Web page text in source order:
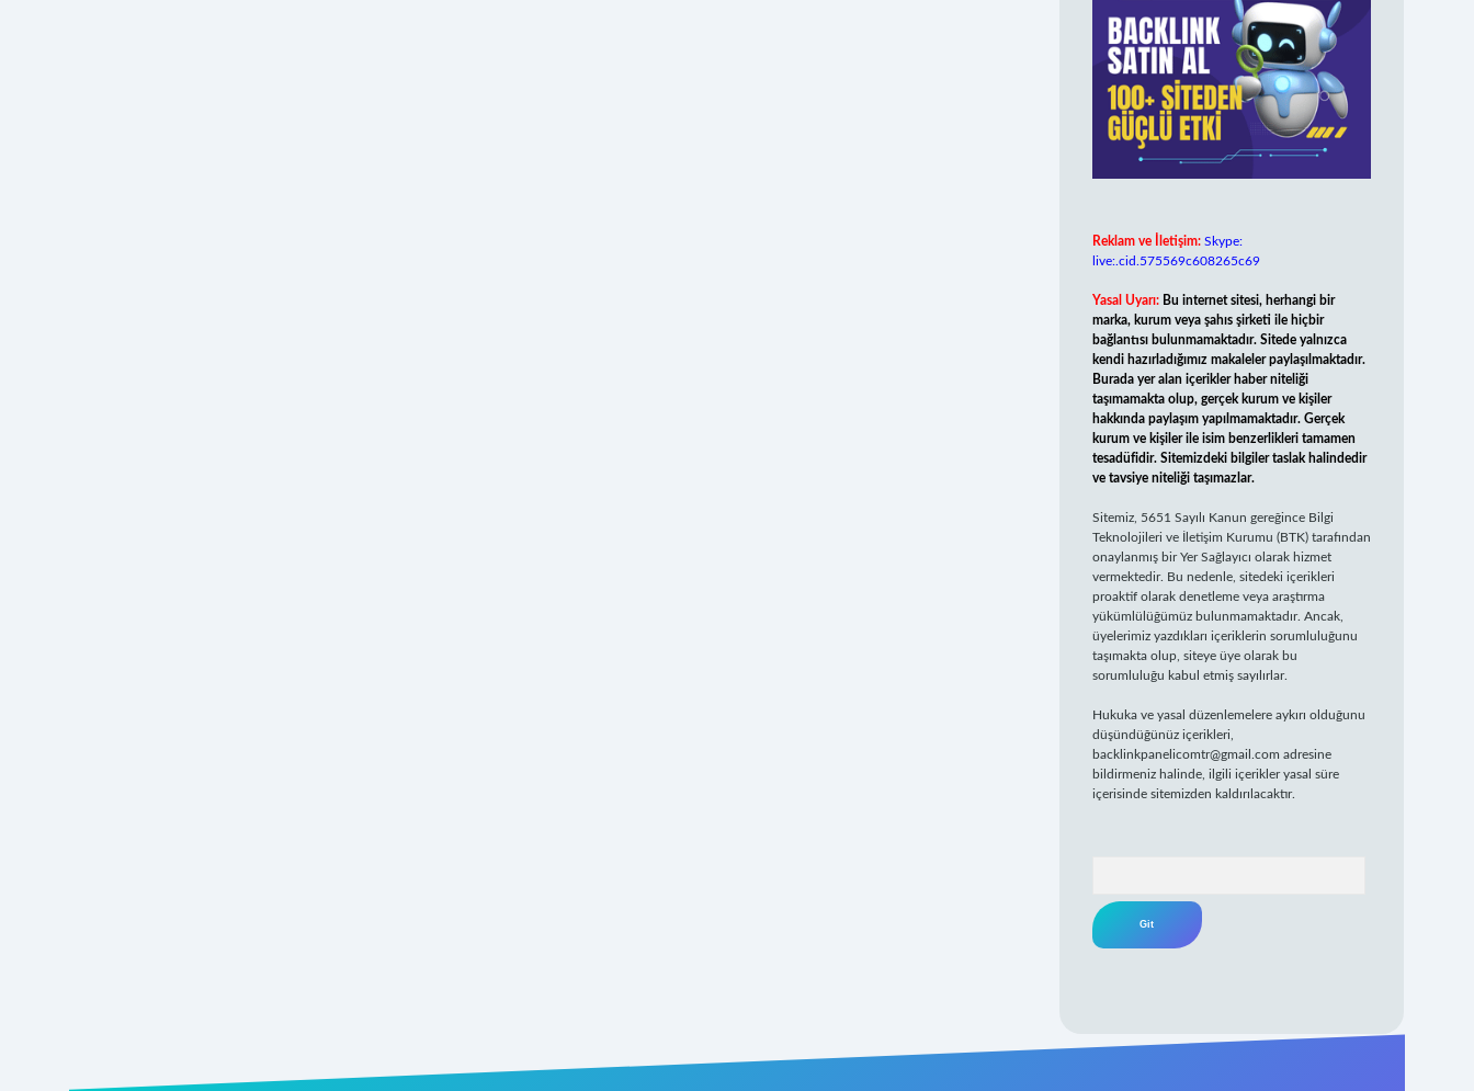
Reklam ve İletişim: Skype:
live:.cid.575569c608265c69
Yasal Uyarı: Bu internet sitesi, herhangi bir
marka, kurum veya şahıs şirketi ile hiçbir
bağlantısı bulunmamaktadır. Sitede yalnızca
kendi hazırladığımız makaleler paylaşılmaktadır.
Burada yer alan içerikler haber niteliği
taşımamakta olup, gerçek kurum ve kişiler
hakkında paylaşım yapılmamaktadır. Gerçek
kurum ve kişiler ile isim benzerlikleri tamamen
tesadüfidir. Sitemizdeki bilgiler taslak halindedir
ve tavsiye niteliği taşımazlar.
Sitemiz, 5651 Sayılı Kanun gereğince Bilgi
Teknolojileri ve İletişim Kurumu (BTK) tarafından
onaylanmış bir Yer Sağlayıcı olarak hizmet
vermektedir. Bu nedenle, sitedeki içerikleri
proaktif olarak denetleme veya araştırma
yükümlülüğümüz bulunmamaktadır. Ancak,
üyelerimiz yazdıkları içeriklerin sorumluluğunu
taşımakta olup, siteye üye olarak bu
sorumluluğu kabul etmiş sayılırlar.
Hukuka ve yasal düzenlemelere aykırı olduğunu
düşündüğünüz içerikleri,
backlinkpanelicomtr@gmail.com adresine
bildirmeniz halinde, ilgili içerikler yasal süre
içerisinde sitemizden kaldırılacaktır.